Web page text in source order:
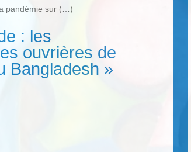
pandémie sur (…)
: les
ouvrières de
Bangladesh »